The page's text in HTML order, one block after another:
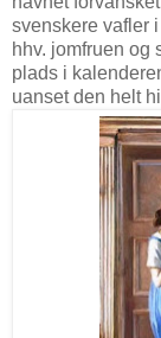
svenskere vafler
hhv. jomfruen
plads i
uanset den helt